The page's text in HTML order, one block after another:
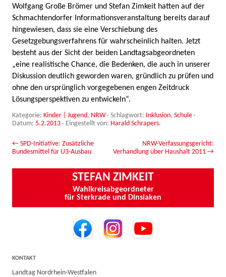
Wolfgang Große Brömer und Stefan Zimkeit hatten auf der
Schmachtendorfer Informationsveranstaltung bereits darauf
hingewiesen, dass sie eine Verschiebung des
Gesetzgebungsverfahrens für wahrscheinlich halten. Jetzt
besteht aus der Sicht der beiden Landtagsabgeordneten
„eine realistische Chance, die Bedenken, die auch in unserer
Diskussion deutlich geworden waren, gründlich zu prüfen und
ohne den ursprünglich vorgegebenen engen Zeitdruck
Lösungsperspektiven zu entwickeln“.
Kategorie: Kinder | Jugend, NRW· Schlagwort: Inklusion, Schule ·
Datum: 5.2.2013 · Eingestellt von: Harald Schrapers.
Beitrags-Navigation
← SPD-Initiative: Zusätzliche
Bundesmittel für U3-Ausbau
NRW-Verfassungsgericht:
Verhandlung über Haushalt 2011 →
STEFAN ZIMKEIT
Wahlkreisabgeordneter
für Sterkrade und Dinslaken
KONTAKT
Landtag Nordrhein-Westfalen